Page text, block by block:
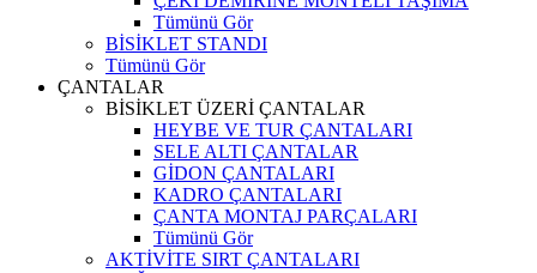
Tümünü Gör
BİSİKLET STANDI
Tümünü Gör
ÇANTALAR
BİSİKLET ÜZERİ ÇANTALAR
HEYBE VE TUR ÇANTALARI
SELE ALTI ÇANTALAR
GİDON ÇANTALARI
KADRO ÇANTALARI
ÇANTA MONTAJ PARÇALARI
Tümünü Gör
AKTİVİTE SIRT ÇANTALARI